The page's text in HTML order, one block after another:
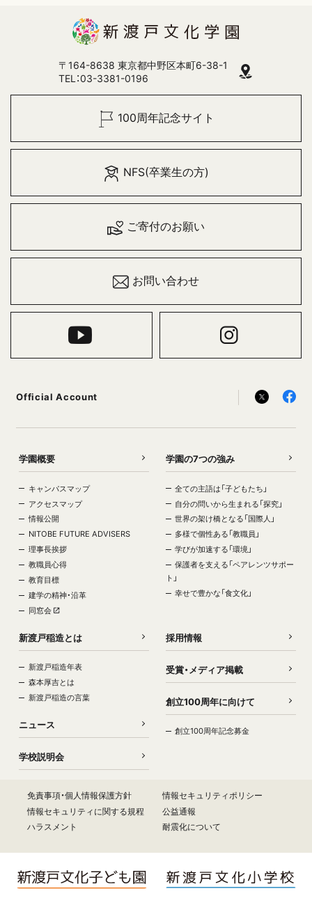
〒164-8638 東京都中野区本町6-38-1
TEL：03-3381-0196
100周年記念サイト
NFS(卒業生の方)
ご寄付のお願い
お問い合わせ
Official Account
学園概要
キャンパスマップ
アクセスマップ
情報公開
NITOBE FUTURE ADVISERS
理事長挨拶
教職員心得
教育目標
建学の精神・沿革
同窓会
学園の7つの強み
全ての主語は「子どもたち」
自分の問いから生まれる「探究」
世界の架け橋となる「国際人」
多様で個性ある「教職員」
学びが加速する「環境」
保護者を支える「ペアレンツサポー
ト」
幸せで豊かな「食文化」
新渡戸稲造とは
新渡戸稲造年表
森本厚吉とは
新渡戸稲造の言葉
ニュース
学校説明会
採用情報
受賞・メディア掲載
創立100周年に向けて
創立100周年記念募金
免責事項・個人情報保護方針
情報セキュリティポリシー
情報セキュリティに関する規程
公益通報
ハラスメント
耐震化について